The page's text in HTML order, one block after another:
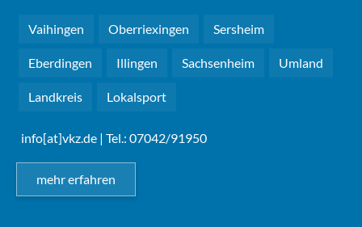
Vaihingen Oberriexingen Sersheim
Eberdingen Illingen Sachsenheim Umland
Landkreis Lokalsport
info[at]vkz.de | Tel.: 07042/91950
mehr erfahren